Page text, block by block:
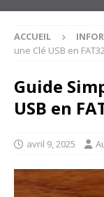
ACCUEIL
une Clé USB en
Guide
USB en
avril 9, 2025